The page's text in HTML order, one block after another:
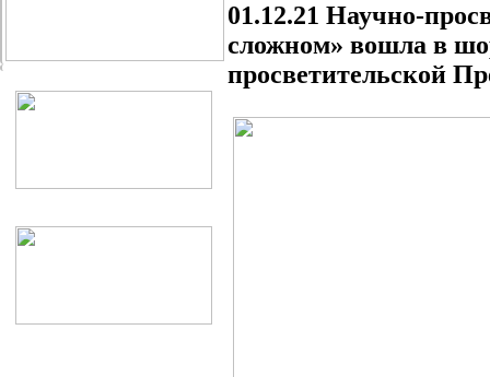
01.12.21 Научно-
сложном» вошла в
просветительской